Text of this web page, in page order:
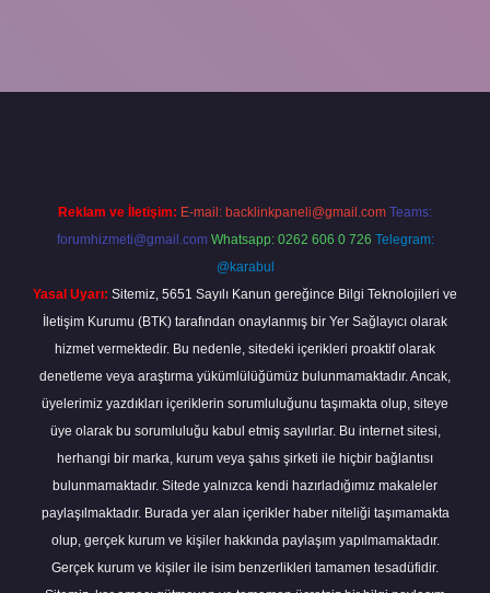
Reklam ve İletişim: E-mail: backlinkpaneli@gmail.com Teams:
forumhizmeti@gmail.com Whatsapp: 0262 606 0 726 Telegram:
@karabul
Yasal Uyarı: Sitemiz, 5651 Sayılı Kanun gereğince Bilgi Teknolojileri ve
İletişim Kurumu (BTK) tarafından onaylanmış bir Yer Sağlayıcı olarak
hizmet vermektedir. Bu nedenle, sitedeki içerikleri proaktif olarak
denetleme veya araştırma yükümlülüğümüz bulunmamaktadır. Ancak,
üyelerimiz yazdıkları içeriklerin sorumluluğunu taşımakta olup, siteye
üye olarak bu sorumluluğu kabul etmiş sayılırlar. Bu internet sitesi,
herhangi bir marka, kurum veya şahıs şirketi ile hiçbir bağlantısı
bulunmamaktadır. Sitede yalnızca kendi hazırladığımız makaleler
paylaşılmaktadır. Burada yer alan içerikler haber niteliği taşımamakta
olup, gerçek kurum ve kişiler hakkında paylaşım yapılmamaktadır.
Gerçek kurum ve kişiler ile isim benzerlikleri tamamen tesadüfidir.